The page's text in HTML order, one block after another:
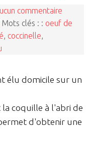
commentaire
clés : : oeuf de
, coccinelle,
élu domicile sur un
coquille à l'abri de
d'obtenir une